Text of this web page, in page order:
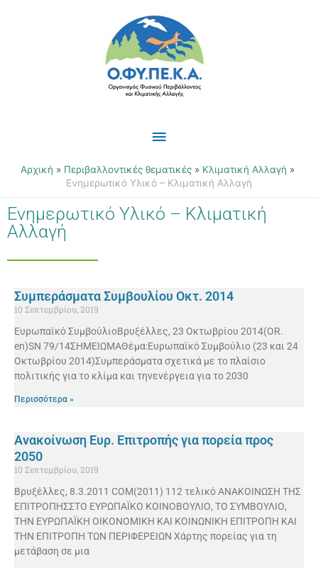
Κύριο
Μενού
Αρχική Περιβαλλοντικές θεματικές
Κλιματική Αλλαγή
Ενημερωτικό Υλικό – Κλιματική Αλλαγή
Ενημερωτικό Υλικό – Κλιματική
Αλλαγή
Συμπεράσματα Συμβουλίου Οκτ. 2014
10 Σεπτεμβρίου, 2019
Ευρωπαϊκό ΣυμβούλιοΒρυξέλλες, 23 Οκτωβρίου 2014(OR.
en)SN 79/14ΣΗΜΕΙΩΜΑΘέμα:Ευρωπαϊκό Συμβούλιο (23 και 24
Οκτωβρίου 2014)Συμπεράσματα σχετικά με το πλαίσιο
πολιτικής για το κλίμα και τηνενέργεια για το 2030
Περισσότερα »
Ανακοίνωση Ευρ. Επιτροπής για πορεία προς
2050
10 Σεπτεμβρίου, 2019
Βρυξέλλες, 8.3.2011 COM(2011) 112 τελικό ΑΝΑΚΟΙΝΩΣΗ ΤΗΣ
ΕΠΙΤΡΟΠΗΣΣΤΟ ΕΥΡΩΠΑΪΚΟ ΚΟΙΝΟΒΟΥΛΙΟ, ΤΟ ΣΥΜΒΟΥΛΙΟ,
ΤΗΝ ΕΥΡΩΠΑΪΚΗ ΟΙΚΟΝΟΜΙΚΗ ΚΑΙ ΚΟΙΝΩΝΙΚΗ ΕΠΙΤΡΟΠΗ ΚΑΙ
ΤΗΝ ΕΠΙΤΡΟΠΗ ΤΩΝ ΠΕΡΙΦΕΡΕΙΩΝ Χάρτης πορείας για τη
μετάβαση σε μια